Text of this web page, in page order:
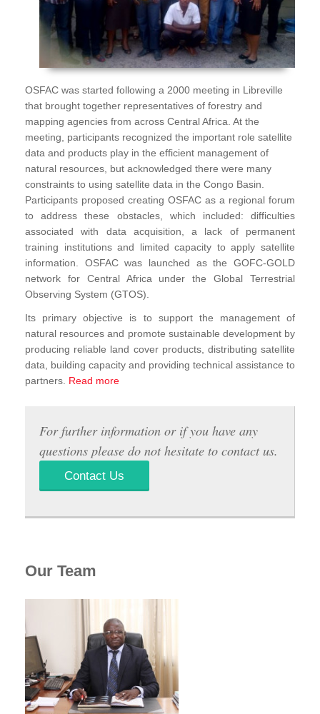
Publications
FOG I
FOG II
FAA I
FAA II
FAA III
FAA IV
Annual Report
Partners
Careers
Contact Us
OSFAC was started following a 2000 meeting in Libreville
that brought together representatives of forestry and
mapping agencies from across Central Africa. At the
meeting, participants recognized the important role satellite
data and products play in the efficient management of
natural resources, but acknowledged there were many
constraints to using satellite data in the Congo Basin.
Participants proposed creating OSFAC as a regional forum
to address these obstacles, which included: difficulties
associated with data acquisition, a lack of permanent
training institutions and limited capacity to apply satellite
information. OSFAC was launched as the GOFC-GOLD
network for Central Africa under the Global Terrestrial
Observing System (GTOS).
Its primary objective is to support the management of
natural resources and promote sustainable development by
producing reliable land cover products, distributing satellite
data, building capacity and providing technical assistance to
partners. Read more
For further information or if you have any
questions please do not hesitate to contact us.
Contact Us
Our Team